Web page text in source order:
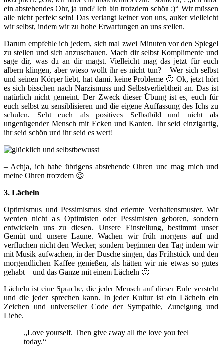
ein abstehendes Ohr, ja und? Ich bin trotzdem schön :)“ Wir müssen
alle nicht perfekt sein! Das verlangt keiner von uns, außer vielleicht
wir selbst, indem wir zu hohe Erwartungen an uns stellen.
Darum empfehle ich jedem, sich mal zwei Minuten vor den Spiegel
zu stellen und sich anzuschauen. Mach dir selbst Komplimente und
sage dir, was du an dir magst. Vielleicht mag das jetzt für euch
albern klingen, aber wieso wollt ihr es nicht tun? – Wer sich selbst
und seinen Körper liebt, hat damit keine Probleme 🙂 Ok, jetzt hört
es sich bisschen nach Narzismuss und Selbstverliebtheit an. Das ist
natürlich nicht gemeint. Der Zweck dieser Übung ist es, euch für
euch selbst zu sensiblisieren und die eigene Auffassung des Ichs zu
schulen. Seht euch als positives Selbstbild und nicht als
ungenügender Mensch mit Ecken und Kanten. Ihr seid einzigartig,
ihr seid schön und ihr seid es wert!
– Achja, ich habe übrigens abstehende Ohren und mag mich und
meine Ohren trotzdem 😉
3. Lächeln
Optimismus und Pessimismus sind erlernte Verhaltensmuster. Wir
werden nicht als Optimisten oder Pessimisten geboren, sondern
entwickeln uns zu diesen. Unsere Einstellung, bestimmt unser
Gemüt und unsere Laune. Wachen wir früh morgens auf und
verfluchen nicht den Wecker, sondern beginnen den Tag indem wir
mit Musik aufwachen, in der Dusche singen, das Frühstück und den
morgendlichen Kaffee genießen, als hätten wir nie etwas so gutes
gehabt – und das Ganze mit einem Lächeln 🙂
Lächeln ist eine Sprache, die jeder Mensch auf dieser Erde versteht
und die jeder sprechen kann. In jeder Kultur ist ein Lächeln ein
Zeichen und universeller Code der Sympathie, Zuneigung und
Liebe.
„Love yourself. Then give away all the love you feel
today.“